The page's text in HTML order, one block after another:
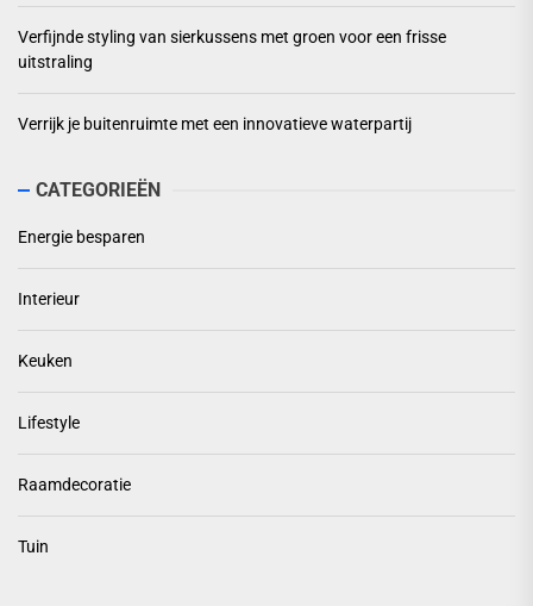
Verfijnde styling van sierkussens met groen voor een frisse
uitstraling
Verrijk je buitenruimte met een innovatieve waterpartij
CATEGORIEËN
Energie besparen
Interieur
Keuken
Lifestyle
Raamdecoratie
Tuin